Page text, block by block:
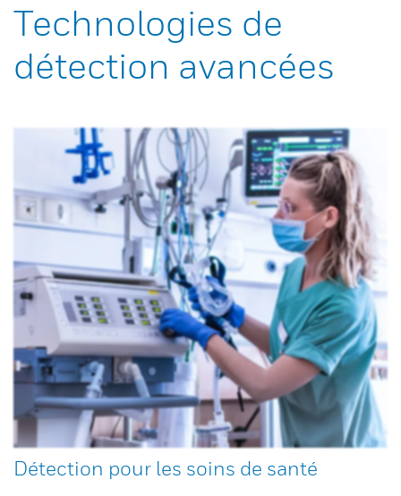
Technologies de
détection avancées
Détection pour les soins de santé